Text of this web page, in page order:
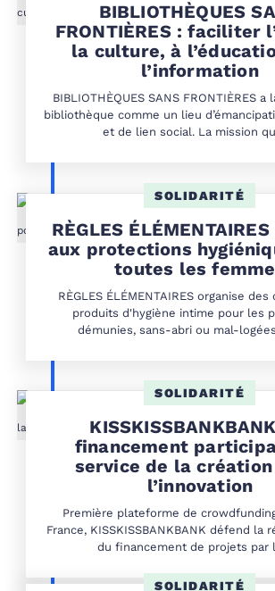
BIBLIOTHÈQUES
FRONTIÈRES : faciliter
la culture, à
l’information
BIBLIOTHÈQUES SANS FRONTIÈRES
bibliothèque comme un lieu
et de lien social. La mission
SOLIDARITÉ
RÈGLES
aux protections
toutes les
RÈGLES ÉLÉMENTAIRES organise
produits d'hygiène intime pour les
démunies, sans-abri ou mal-
SOLIDARITÉ
financement
service de la
l’innovation
Première plateforme de
France, KISSKISSBANKBANK défend la
du financement de projets par
SOLIDARITÉ